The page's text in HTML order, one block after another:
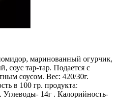
маринованный огурчик,
соус тар-тар. Подается с
соусом. Вес: 420/30г.
в 100 гр. продукта:
14г . Калорийность-